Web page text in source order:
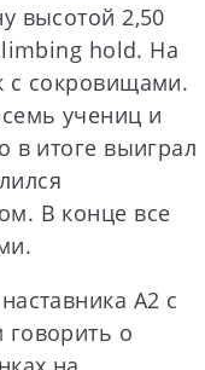
высотой 2,50
hold. На
с сокровищами.
учениц и
в итоге выиграл
В конце все
A2 с
о